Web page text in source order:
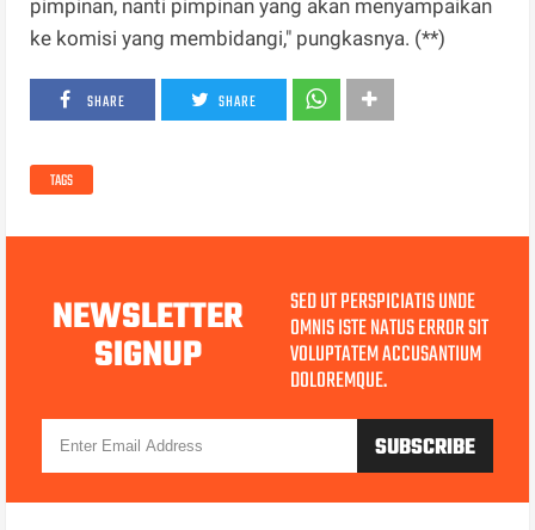
pimpinan, nanti pimpinan yang akan menyampaikan
ke komisi yang membidangi," pungkasnya. (**)
SHARE SHARE
TAGS
NEWSLETTER
SIGNUP
SED UT PERSPICIATIS UNDE
OMNIS ISTE NATUS ERROR SIT
VOLUPTATEM ACCUSANTIUM
DOLOREMQUE.